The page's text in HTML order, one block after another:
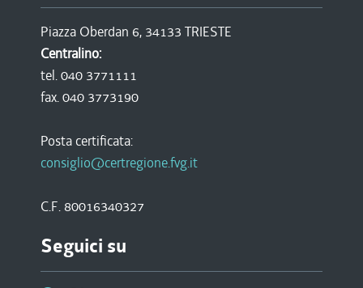
Piazza Oberdan 6, 34133 TRIESTE
Centralino:
tel. 040 3771111
fax. 040 3773190
Posta certificata:
consiglio@certregione.fvg.it
C.F. 80016340327
Seguici su